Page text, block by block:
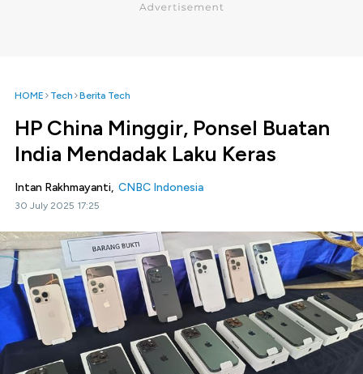
HOME Tech Berita Tech
HP China Minggir, Ponsel Buatan
India Mendadak Laku Keras
Intan Rakhmayanti, CNBC Indonesia
30 July 2025 17:25